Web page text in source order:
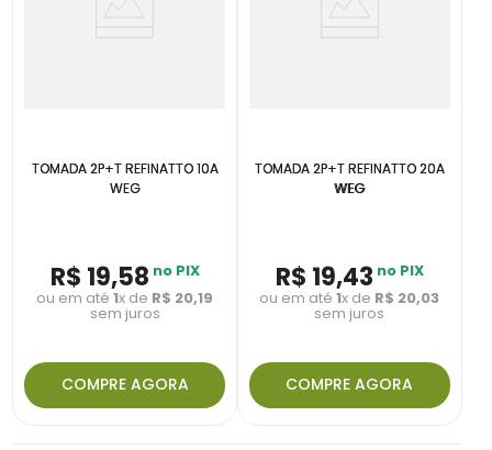
TOMADA 2P+T REFINATTO 10A
WEG
R$ 19,58 no PIX
ou em até1x de R$ 20,19
sem juros
COMPRE AGORA
TOMADA 2P+T REFINATTO 20A
WEG
R$ 19,43 no PIX
ou em até1x de R$ 20,03
sem juros
COMPRE AGORA